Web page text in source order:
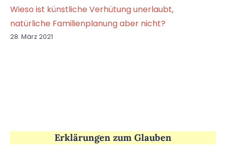
Wieso ist künstliche Verhütung unerlaubt,
natürliche Familienplanung aber nicht?
28. März 2021
Erklärungen zum Glauben